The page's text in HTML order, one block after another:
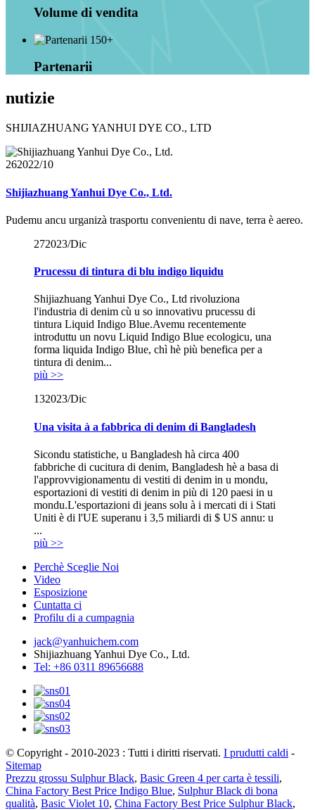
Volume di vendita
150+
Partenarii
nutizie
SHIJIAZHUANG YANHUI DYE CO., LTD
262022/10
Shijiazhuang Yanhui Dye Co., Ltd.
Pudemu ancu urganizà trasportu convenientu di nave, terra è aereo.
272023/Dic
Prucessu di tintura di blu indigo liquidu
Shijiazhuang Yanhui Dye Co., Ltd rivoluziona
l'industria di denim cù u so innovativu prucessu di
tintura Liquid Indigo Blue.Avemu recentemente
introduttu un novu Liquid Indigo Blue ecologicu, una
forma liquida Indigo Blue, chì hè più benefica per a
tintura di denim...
più >>
132023/Dic
Una visita à a fabbrica di denim di Bangladesh
Sicondu statistiche, u Bangladesh hà circa 400
fabbriche di cucitura di denim, Bangladesh hè a basa di
l'approvvigionamentu di vestiti di denim in u mondu,
esportazioni di vestiti di denim in più di 120 paesi in u
mondu.L'esportazioni di jeans solu à i mercati di i Stati
Uniti è di l'UE superanu i 3,5 miliardi di $ US annu: u
...
più >>
Perchè Sceglie Noi
Video
Esposizione
Cuntatta ci
Profilu di a cumpagnia
jack@yanhuichem.com
Shijiazhuang Yanhui Dye Co., Ltd.
Tel: +86 0311 89656688
© Copyright - 2010-2023 : Tutti i diritti riservati. I prudutti caldi -
Sitemap
Prezzu grossu Sulphur Black, Basic Green 4 per carta è tessili,
China Factory Best Price Indigo Blue, Sulphur Black di bona
qualità, Basic Violet 10, China Factory Best Price Sulphur Black,